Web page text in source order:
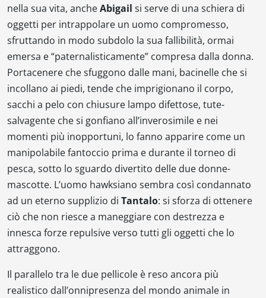
nella sua vita, ancheAbigail si serve di una schiera di
oggetti per intrappolare un uomo compromesso,
sfruttando in modo subdolo la sua fallibilità, ormai
emersa e “paternalisticamente” compresa dalla donna.
Portacenere che sfuggono dalle mani, bacinelle che si
incollano ai piedi, tende che imprigionano il corpo,
sacchi a pelo con chiusure lampo difettose, tute-
salvagente che si gonfiano all’inverosimile e nei
momenti più inopportuni, lo fanno apparire come un
manipolabile fantoccio prima e durante il torneo di
pesca, sotto lo sguardo divertito delle due donne-
mascotte. L’uomo hawksiano sembra così condannato
ad un eterno supplizio di Tantalo: si sforza di ottenere
ciò che non riesce a maneggiare con destrezza e
innesca forze repulsive verso tutti gli oggetti che lo
attraggono.
Il parallelo tra le due pellicole è reso ancora più
realistico dall’onnipresenza del mondo animale in